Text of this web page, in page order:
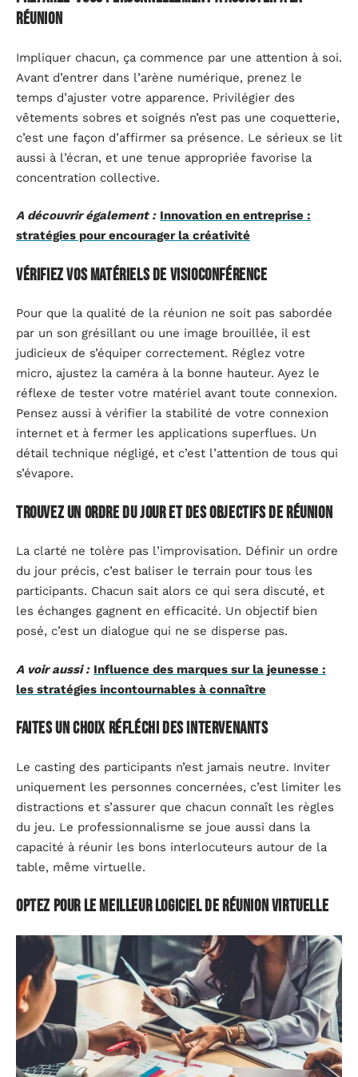
réunion
Impliquer chacun, ça commence par une attention à soi.
Avant d’entrer dans l’arène numérique, prenez le
temps d’ajuster votre apparence. Privilégier des
vêtements sobres et soignés n’est pas une coquetterie,
c’est une façon d’affirmer sa présence. Le sérieux se lit
aussi à l’écran, et une tenue appropriée favorise la
concentration collective.
A découvrir également : Innovation en entreprise :
stratégies pour encourager la créativité
Vérifiez vos matériels de visioconférence
Pour que la qualité de la réunion ne soit pas sabordée
par un son grésillant ou une image brouillée, il est
judicieux de s’équiper correctement. Réglez votre
micro, ajustez la caméra à la bonne hauteur. Ayez le
réflexe de tester votre matériel avant toute connexion.
Pensez aussi à vérifier la stabilité de votre connexion
internet et à fermer les applications superflues. Un
détail technique négligé, et c’est l’attention de tous qui
s’évapore.
Trouvez un ordre du jour et des objectifs de réunion
La clarté ne tolère pas l’improvisation. Définir un ordre
du jour précis, c’est baliser le terrain pour tous les
participants. Chacun sait alors ce qui sera discuté, et
les échanges gagnent en efficacité. Un objectif bien
posé, c’est un dialogue qui ne se disperse pas.
A voir aussi : Influence des marques sur la jeunesse :
les stratégies incontournables à connaître
Faites un choix réfléchi des intervenants
Le casting des participants n’est jamais neutre. Inviter
uniquement les personnes concernées, c’est limiter les
distractions et s’assurer que chacun connaît les règles
du jeu. Le professionnalisme se joue aussi dans la
capacité à réunir les bons interlocuteurs autour de la
table, même virtuelle.
Optez pour le meilleur logiciel de réunion virtuelle